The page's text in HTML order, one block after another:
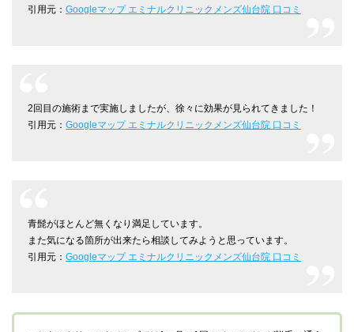
引用元： Googleマップ エミナルクリニックメンズ仙台院 口コミ
2回目の施術まで実施しましたが、徐々に効果が見られてきました！
引用元： Googleマップ エミナルクリニックメンズ仙台院 口コミ
青髭がほとんど無くなり満足しています。
また気になる箇所が出来たら相談してみようと思っています。
引用元： Googleマップ エミナルクリニックメンズ仙台院 口コミ